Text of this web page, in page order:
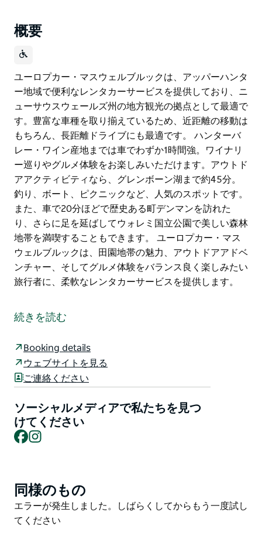
概要
ユーロプカー・マスウェルブルックは、アッパーハンタ
ー地域で便利なレンタカーサービスを提供しており、ニ
ューサウスウェールズ州の地方観光の拠点として最適で
す。豊富な車種を取り揃えているため、近距離の移動は
もちろん、長距離ドライブにも最適です。 ハンターバ
レー・ワイン産地までは車でわずか1時間強。ワイナリ
ー巡りやグルメ体験をお楽しみいただけます。アウトド
アアクティビティなら、グレンボーン湖まで約45分。
釣り、ボート、ピクニックなど、人気のスポットです。
また、車で20分ほどで歴史ある町デンマンを訪れた
り、さらに足を延ばしてウォレミ国立公園で美しい森林
地帯を満喫することもできます。 ユーロプカー・マス
ウェルブルックは、田園地帯の魅力、アウトドアアドベ
ンチャー、そしてグルメ体験をバランス良く楽しみたい
旅行者に、柔軟なレンタカーサービスを提供します。
ー地域で便利なレンタカーサービスを提供しており、ニ
ューサウスウェールズ州の地方観光の拠点として最適で
もちろん、長距離ドライブにも最適です。
ハンターバレー・ワイン産地までは車でわずか1時間
強。ワイナリー巡りやグルメ体験をお楽しみいただけま
す。アウトドアアクティビティなら、グレンボーン湖ま
で約45分。釣り、ボート、ピクニックなど、人気のス
ポットです。また、車で20分ほどで歴史ある町デンマ
ユーロプカー・マスウェルブルックは、田園地帯の魅
力、アウトドアアドベンチャー、そしてグルメ体験をバ
ランス良く楽しみたい旅行者に、柔軟なレンタカーサー
ビスを提供します。
続きを読む
Booking details
ウェブサイトを見る
ご連絡ください
ソーシャルメディアで私たちを見つ
けてください
Facebook
Product
List
同様のもの
Product
List
エラーが発生しました。しばらくしてからもう一度試し
てください